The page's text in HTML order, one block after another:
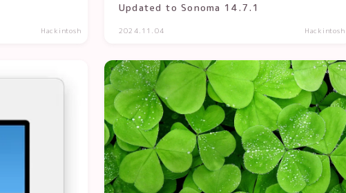
Hackintosh
Updated to Sonoma 14.7.1
2024.11.04 Hackintosh